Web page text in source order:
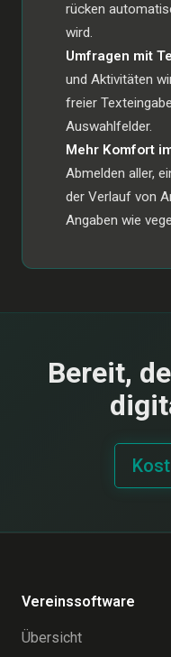
rücken
wird.
Umfragen mit
und Aktivitäten
freier
Auswahlfelder.
Mehr Komfort
Abmelden aller,
der Verlauf von
Angaben wie
Bereit,
Vereinssoftware
Übersicht